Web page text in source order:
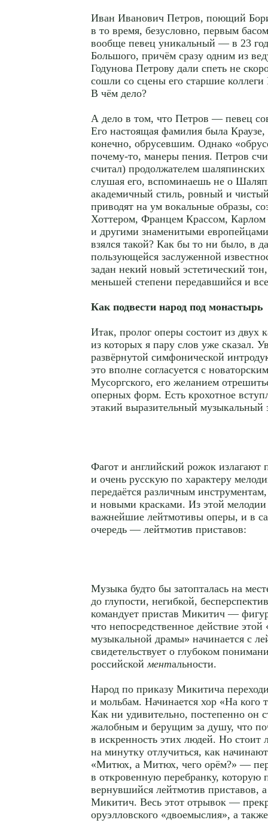
Иван Иванович Петров, поющий
в то время, безусловно, первым
вообще певец уникальный — в 23
Большого, причём сразу одним из
Годунова Петрову дали спеть не
сошли со сцены его старшие
В чём дело?
А дело в том, что Петров — певец
Его настоящая фамилия была
конечно, обрусевшим. Однако
почему-то, манеры пения. Петров
считал) продолжателем
слушая его, вспоминаешь не о
академичный стиль, ровный и
приводят на ум вокальные образы,
Хоттером, Францем Крассом,
и другими знаменитыми
взялся такой? Как бы то ни было, в
пользующейся заслуженной
задан некий новый эстетический
меньшей степени передавшийся и
Как подвести народ под монастырь
Итак, пролог оперы состоит из двух
из которых я пару слов уже сказал.
развёрнутой симфонической
это вполне согласуется с
Мусоргского, его желанием
оперных форм. Есть крохотное
этакий выразительный музыкальный
Фагот и английский рожок
и очень русскую по характеру
передаётся различным
и новыми красками. Из этой мелодии
важнейшие лейтмотивы оперы, и в
очередь — лейтмотив приставов:
Музыка будто бы затопталась на
до глупости, негибкой,
командует пристав Микитич —
что непосредственное действие этой
музыкальной драмы» начинается с
свидетельствует о глубоком
российскойментальности.
Народ по приказу Микитича
и мольбам. Начинается хор «На кого
Как ни удивительно, постепенно он
жалобным и берущим за душу, что
в искренность этих людей. Но стоит
на минутку отлучиться, как
«Митюх, а Митюх, чего орём?» —
в откровенную перебранку, которую
вернувшийся лейтмотив приставов,
Микитич. Весь этот отрывок —
оруэлловского «двоемыслия», а